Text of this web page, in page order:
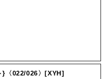
}〈022/026〉[XYH]